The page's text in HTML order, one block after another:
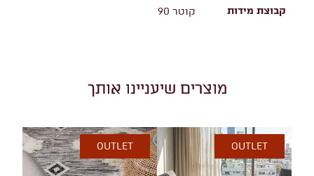
קבוצת מידות קוטר 90
מוצרים שיעניינו אותך
OUTLET
OUTLET